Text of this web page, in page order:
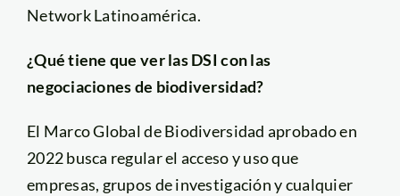
Network Latinoamérica.
¿Qué tiene que ver las DSI con las
negociaciones de biodiversidad?
El Marco Global de Biodiversidad aprobado en
2022 busca regular el acceso y uso que
empresas, grupos de investigación y cualquier